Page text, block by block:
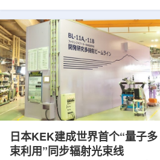
美因茨约翰内斯·古腾堡大学、亥姆霍兹
美因茨研究所、瑞典哥德堡大学等18家
机构合作完成。研究结果不仅修正了以
往标准数据表中部分不合理的核性质数
值，也为现代原子核理论模型提供了关
键实验验证。镄是自然界中不存在的人
工合成重元素，镄-255含有100个质子
和155个中子，实验获取极为困难。研究
团...
日本KEK建成世界首个“量子多
束利用”同步辐射光束线